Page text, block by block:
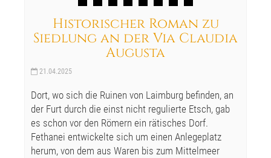
Historischer Roman zu
Siedlung an der Via Claudia
Augusta
21.04.2025
Dort, wo sich die Ruinen von Laimburg befinden, an
der Furt durch die einst nicht regulierte Etsch, gab
es schon vor den Römern ein rätisches Dorf.
Fethanei entwickelte sich um einen Anlegeplatz
herum, von dem aus Waren bis zum Mittelmeer